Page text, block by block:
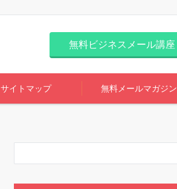
無料ビジネスメール講座
サイトマップ 無料メールマガジン